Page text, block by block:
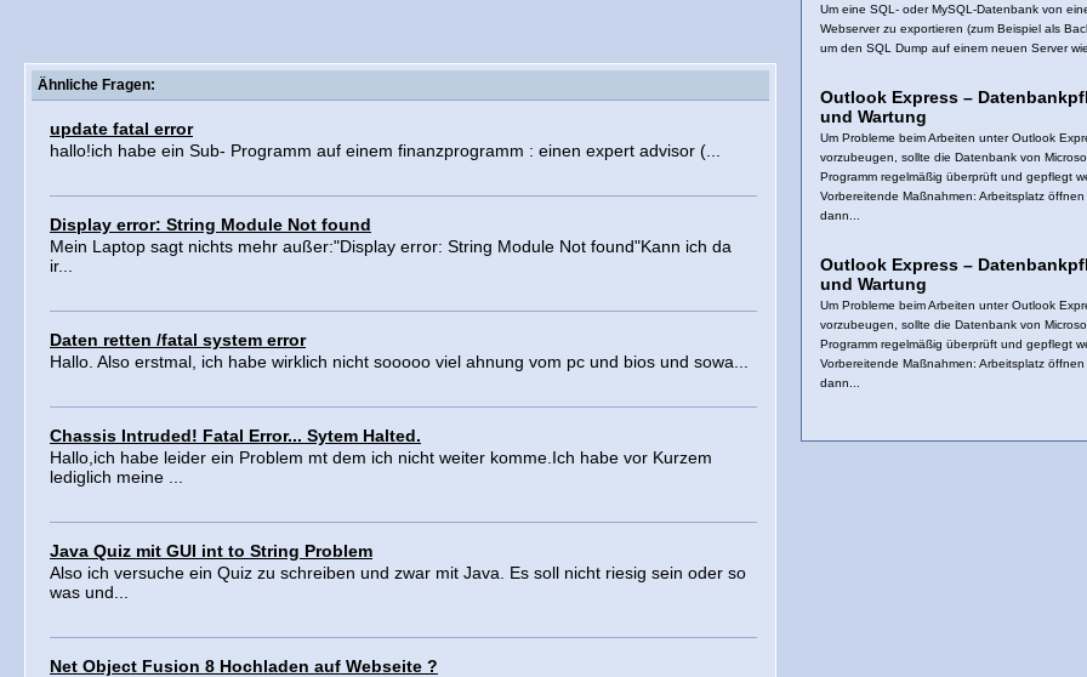
Ähnliche Fragen:
update fatal error
hallo!ich habe ein Sub- Programm auf einem finanzprogramm : einen expert advisor (...
Display error: String Module Not found
Mein Laptop sagt nichts mehr außer:"Display error: String Module Not found"Kann ich da
ir...
Daten retten /fatal system error
Hallo. Also erstmal, ich habe wirklich nicht sooooo viel ahnung vom pc und bios und sowa...
Chassis Intruded! Fatal Error... Sytem Halted.
Hallo,ich habe leider ein Problem mt dem ich nicht weiter komme.Ich habe vor Kurzem
lediglich meine ...
Java Quiz mit GUI int to String Problem
Also ich versuche ein Quiz zu schreiben und zwar mit Java. Es soll nicht riesig sein oder so
was und...
Net Object Fusion 8 Hochladen auf Webseite ?
Um eine SQL- oder MySQL-Datenbank von
Webserver zu exportieren (zum Beispiel als
um den SQL Dump auf einem neuen Server
Outlook Express –
und Wartung
Um Probleme beim Arbeiten unter Outlook
vorzubeugen, sollte die Datenbank von
Programm regelmäßig überprüft und gepflegt
Vorbereitende Maßnahmen: Arbeitsplatz öffnen
dann...
Outlook Express –
und Wartung
Um Probleme beim Arbeiten unter Outlook
vorzubeugen, sollte die Datenbank von
Programm regelmäßig überprüft und gepflegt
Vorbereitende Maßnahmen: Arbeitsplatz öffnen
dann...